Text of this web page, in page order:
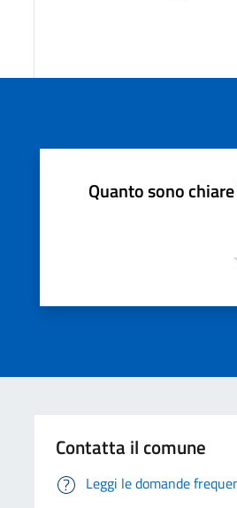
Quanto sono
Contatta il comune
Leggi le domande